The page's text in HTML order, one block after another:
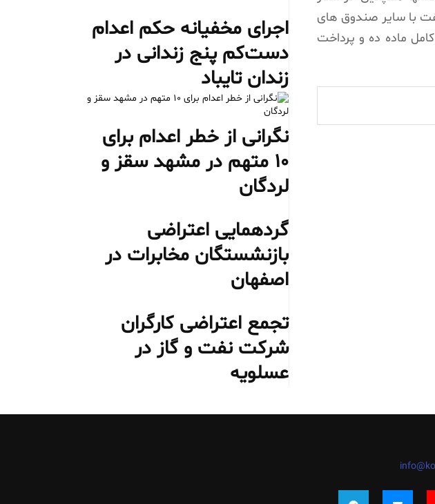
با سایر صندوق های
ماده ده و پرداخت
اجرای مخفیانه حکم اعدام
دست‌کم پنج زندانی در
زندان تایباد
نگرانی از خطر اعدام برای
۱۰ متهم در مشهد سقز و
لردگان
گردهمایی اعتراضی
بازنشستگان مخابرات در
اصفهان
تجمع اعتراضی کارگران
شرکت نفت و گاز در
عسلویه